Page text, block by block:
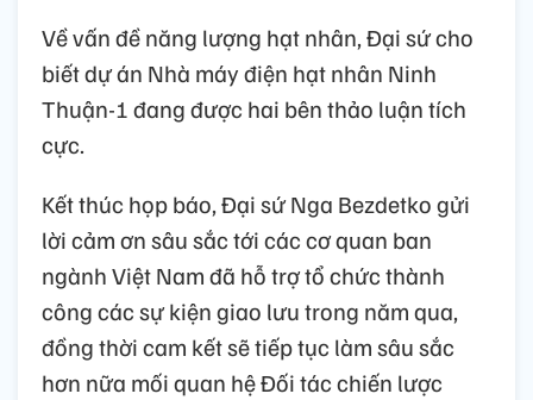
Về vấn đề năng lượng hạt nhân, Đại sứ cho
biết dự án Nhà máy điện hạt nhân Ninh
Thuận-1 đang được hai bên thảo luận tích
cực.
Kết thúc họp báo, Đại sứ Nga Bezdetko gửi
lời cảm ơn sâu sắc tới các cơ quan ban
ngành Việt Nam đã hỗ trợ tổ chức thành
công các sự kiện giao lưu trong năm qua,
đồng thời cam kết sẽ tiếp tục làm sâu sắc
hơn nữa mối quan hệ Đối tác chiến lược